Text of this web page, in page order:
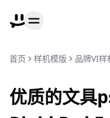
首页 样机模版 品牌VI样
优质的文具